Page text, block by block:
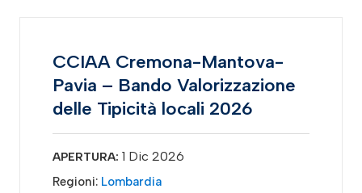
CCIAA Cremona-Mantova-
Pavia – Bando Valorizzazione
delle Tipicità locali 2026
APERTURA: 1 Dic 2026
Regioni: Lombardia